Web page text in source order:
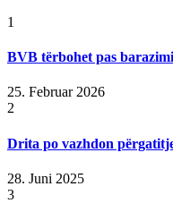
1
BVB tërbohet pas
25. Februar 2026
2
Drita po vazhdon
28. Juni 2025
3